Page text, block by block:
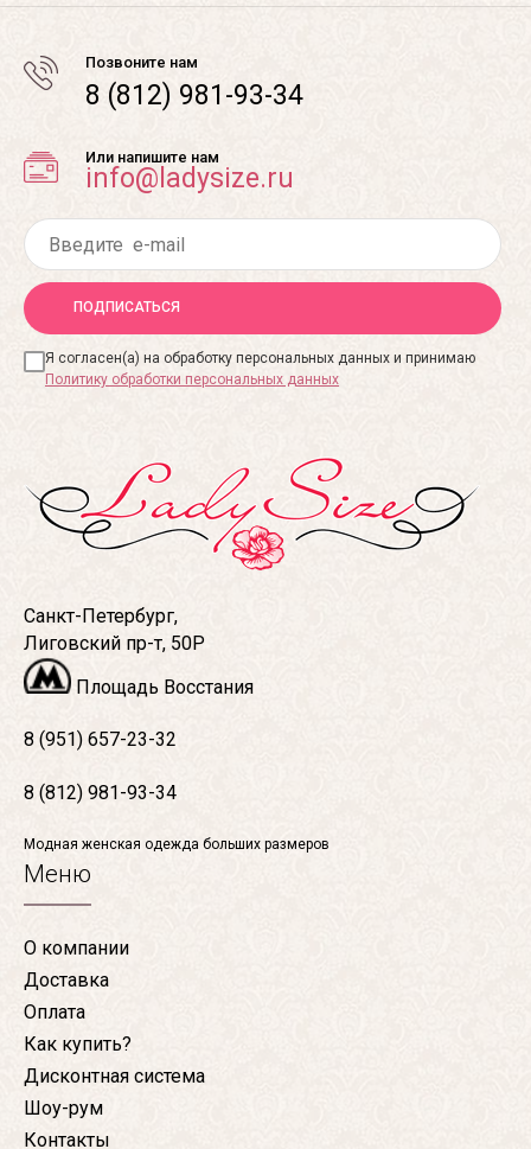
Позвоните нам
8 (812) 981-93-34
Или напишите нам
info@ladysize.ru
ПОДПИСАТЬСЯ
Я согласен(а) на обработку персональных данных и принимаю
Политику обработки персональных данных
Санкт-Петербург,
Лиговский пр-т, 50Р
Площадь Восстания
8 (951) 657-23-32
8 (812) 981-93-34
Модная женская одежда больших размеров
Меню
О компании
Доставка
Оплата
Как купить?
Дисконтная система
Шоу-рум
Контакты